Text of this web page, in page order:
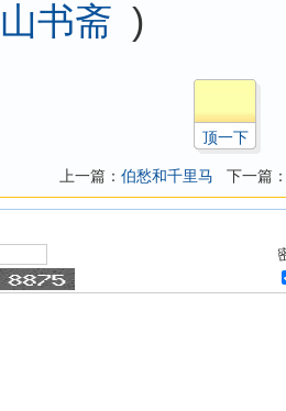
书斋 )
顶一下
上一篇： 伯愁和千里马 下一篇